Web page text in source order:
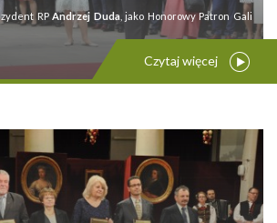
RPAndrzej Duda, jako Honorowy Patron Gali
Czytaj więcej